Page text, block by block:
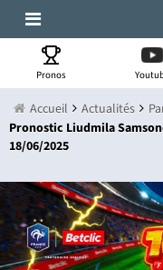
Pronos
Accueil Actualités
Pronostic Liudmila
18/06/2025